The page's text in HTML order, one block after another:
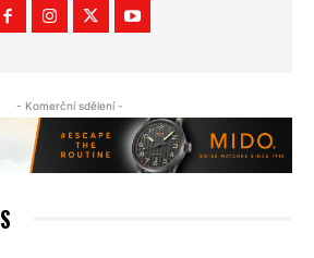
- Komerční sdělení -